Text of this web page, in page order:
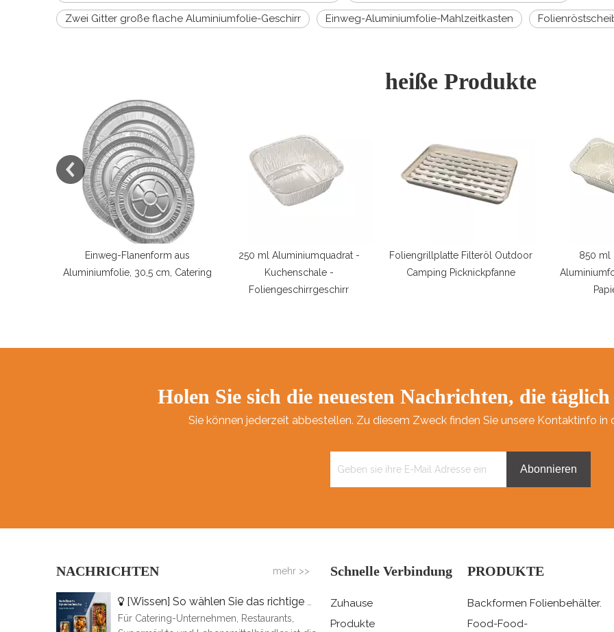
Zwei Gitter große flache Aluminiumfolie-Geschirr Einweg-Aluminiumfolie-Mahlzeitkasten
heiße Produkte
250 ml Aluminiumquadrat -
Kuchenschale -
Foliengrillplatte Filteröl Outdoor
Camping Picknickpfanne
850 ml rechteckige
Aluminiumfoliengeschirr mit
Rechteckige
Holen Sie sich die neuesten Nachrichten, die
Sie können jederzeit abbestellen. Zu diesem Zweck finden Sie unsere Kontaktinfo in
Abonnieren
NACHRICHTEN mehr >>
[Wissen] So wählen Sie das richtige Truthahntablett aus Aluminium aus: Eine vollständige Größenübersicht
Für Catering-Unternehmen, Restaurants,
Schnelle Verbindung
Zuhause
Produkte
PRODUKTE
Backformen Folienbehälter.
Food-Food-